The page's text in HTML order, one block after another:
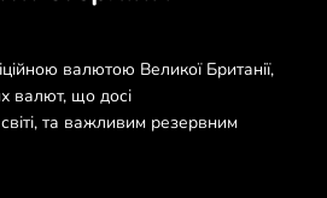
валютою Великої Британії,
валют, що досі
та важливим резервним